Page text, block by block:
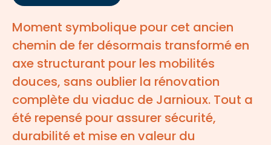
Moment symbolique pour cet ancien
chemin de fer désormais transformé en
axe structurant pour les mobilités
douces, sans oublier la rénovation
complète du viaduc de Jarnioux. Tout a
été repensé pour assurer sécurité,
durabilité et mise en valeur du